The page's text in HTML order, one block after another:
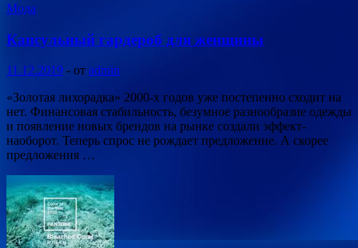
Мода
Капсульный гардероб для женщины
11.12.2019 - от admin
«Золотая лихорадка» 2000-х годов уже постепенно сходит на
нет. Финансовая стабильность, безумное разнообразие одежды
и появление новых брендов на рынке создали эффект-
наоборот. Теперь спрос не рождает предложение. А скорее
предложения …